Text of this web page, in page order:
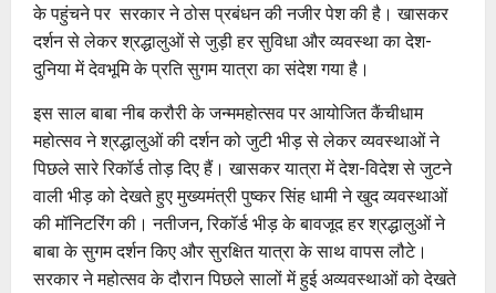
के पहुंचने पर सरकार ने ठोस प्रबंधन की नजीर पेश की है। खासकर
दर्शन से लेकर श्रद्धालुओं से जुड़ी हर सुविधा और व्यवस्था का देश-
दुनिया में देवभूमि के प्रति सुगम यात्रा का संदेश गया है।
इस साल बाबा नीब करौरी के जन्ममहोत्सव पर आयोजित कैंचीधाम
महोत्सव ने श्रद्धालुओं की दर्शन को जुटी भीड़ से लेकर व्यवस्थाओं ने
पिछले सारे रिकॉर्ड तोड़ दिए हैं। खासकर यात्रा में देश-विदेश से जुटने
वाली भीड़ को देखते हुए मुख्यमंत्री पुष्कर सिंह धामी ने खुद व्यवस्थाओं
की मॉनिटरिंग की। नतीजन, रिकॉर्ड भीड़ के बावजूद हर श्रद्धालुओं ने
बाबा के सुगम दर्शन किए और सुरक्षित यात्रा के साथ वापस लौटे।
सरकार ने महोत्सव के दौरान पिछले सालों में हुई अव्यवस्थाओं को देखते